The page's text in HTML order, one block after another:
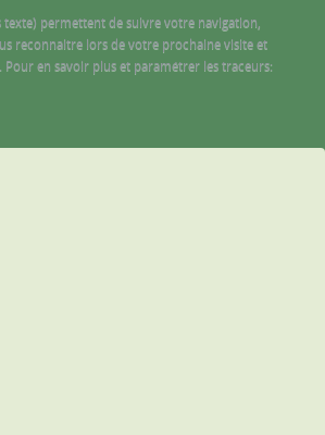
texte) permettent de suivre votre navigation,
reconnaitre lors de votre prochaine visite et
en savoir plus et paramétrer les traceurs: